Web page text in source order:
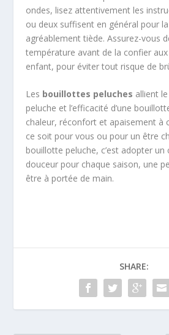
ondes, lisez attentivement les
ou deux suffisent en général pour
agréablement tiède. Assurez-vous
température avant de la confier aux
enfant, pour éviter tout risque de
Les bouillottes peluches allient
peluche et l’efficacité d’une
chaleur, réconfort et apaisement à
ce soit pour vous ou pour un être
bouillotte peluche, c’est adopter un
douceur pour chaque saison, une
être à portée de main.
SHARE: